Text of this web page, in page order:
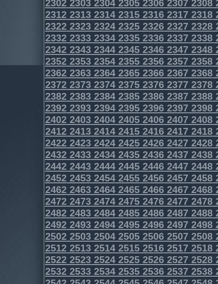
2302230323042305230623072308
2312231323142315231623172318
2322232323242325232623272328
2332233323342335233623372338
2342234323442345234623472348
2352235323542355235623572358
2362236323642365236623672368
2372237323742375237623772378
2382238323842385238623872388
2392239323942395239623972398
2402240324042405240624072408
2412241324142415241624172418
2422242324242425242624272428
2432243324342435243624372438
2442244324442445244624472448
2452245324542455245624572458
2462246324642465246624672468
2472247324742475247624772478
2482248324842485248624872488
2492249324942495249624972498
2502250325042505250625072508
2512251325142515251625172518
2522252325242525252625272528
2532253325342535253625372538